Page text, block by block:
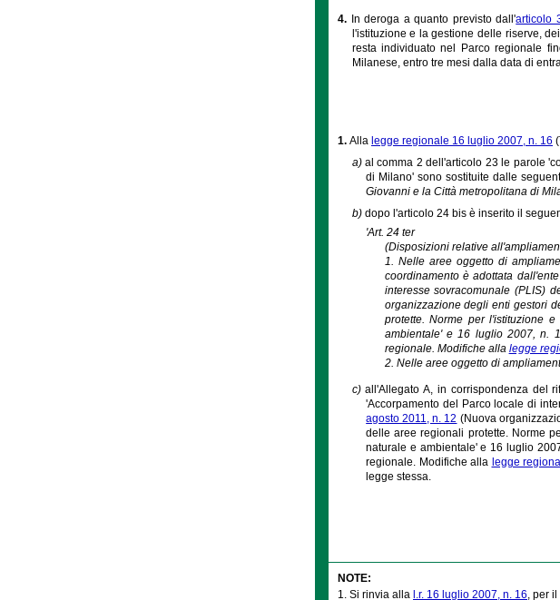
4. In deroga a quanto previsto dall'articolo
l'istituzione e la gestione delle riserve,
resta individuato nel Parco regionale
Milanese, entro tre mesi dalla data di
1. Alla legge regionale 16 luglio 2007, n. 16
a)al comma 2 dell'articolo 23 le parole
di Milano' sono sostituite dalle
Giovanni e la Città metropolitana di
b) dopo l'articolo 24 bis è inserito il
'Art. 24 ter
(Disposizioni relative
1. Nelle aree oggetto di
coordinamento è adottata
interesse sovracomunale (PLIS)
organizzazione degli enti gestori
protette. Norme per l'istituzione
ambientale' e 16 luglio 2007, n.
regionale. Modifiche alla legge
2. Nelle aree oggetto di
c)all'Allegato A, in corrispondenza del
'Accorpamento del Parco locale di
agosto 2011, n. 12 (Nuova
delle aree regionali protette. Norme
naturale e ambientale' e 16 luglio
regionale. Modifiche alla legge
legge stessa.
NOTE:
1. Si rinvia alla l.r. 16 luglio 2007, n. 16, per